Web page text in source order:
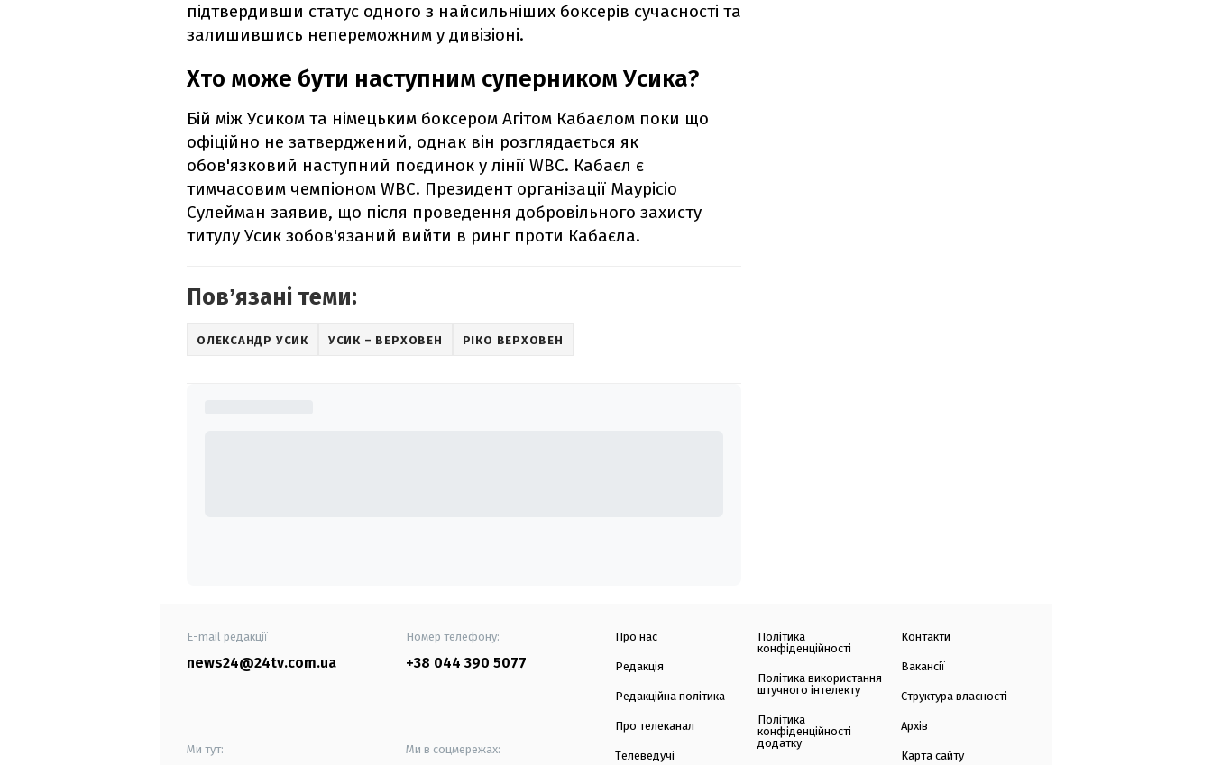
підтвердивши статус одного з найсильніших боксерів сучасності та
залишившись непереможним у дивізіоні.
Хто може бути наступним суперником Усика?
Бій між Усиком та німецьким боксером Агітом Кабаєлом поки що
офіційно не затверджений, однак він розглядається як
обов'язковий наступний поєдинок у лінії WBC. Кабаєл є
тимчасовим чемпіоном WBC. Президент організації Маурісіо
Сулейман заявив, що після проведення добровільного захисту
титулу Усик зобов'язаний вийти в ринг проти Кабаєла.
Повʼязані теми:
ОЛЕКСАНДР УСИК УСИК – ВЕРХОВЕН РІКО ВЕРХОВЕН
E-mail редакції
news24@24tv.com.ua
Номер телефону:
+38 044 390 5077
Ми тут: Ми в соцмережах:
Про нас
Редакція
Редакційна політика
Про телеканал
Телеведучі
Політика
конфіденційності
Політика використання
штучного інтелекту
Політика
конфіденційності
додатку
Контакти
Вакансії
Структура власності
Архів
Карта сайту